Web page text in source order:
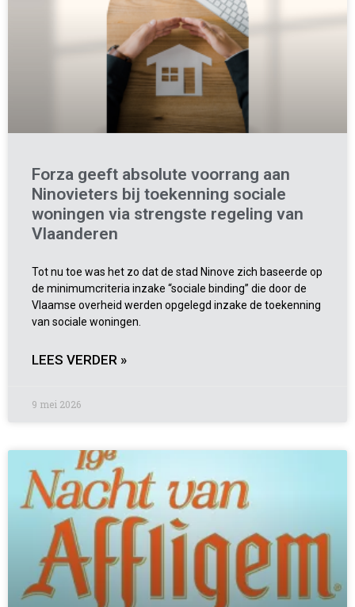
Forza geeft absolute voorrang aan
Ninovieters bij toekenning sociale
woningen via strengste regeling van
Vlaanderen
Tot nu toe was het zo dat de stad Ninove zich baseerde op
de minimumcriteria inzake “sociale binding” die door de
Vlaamse overheid werden opgelegd inzake de toekenning
van sociale woningen.
LEES VERDER »
9 mei 2026